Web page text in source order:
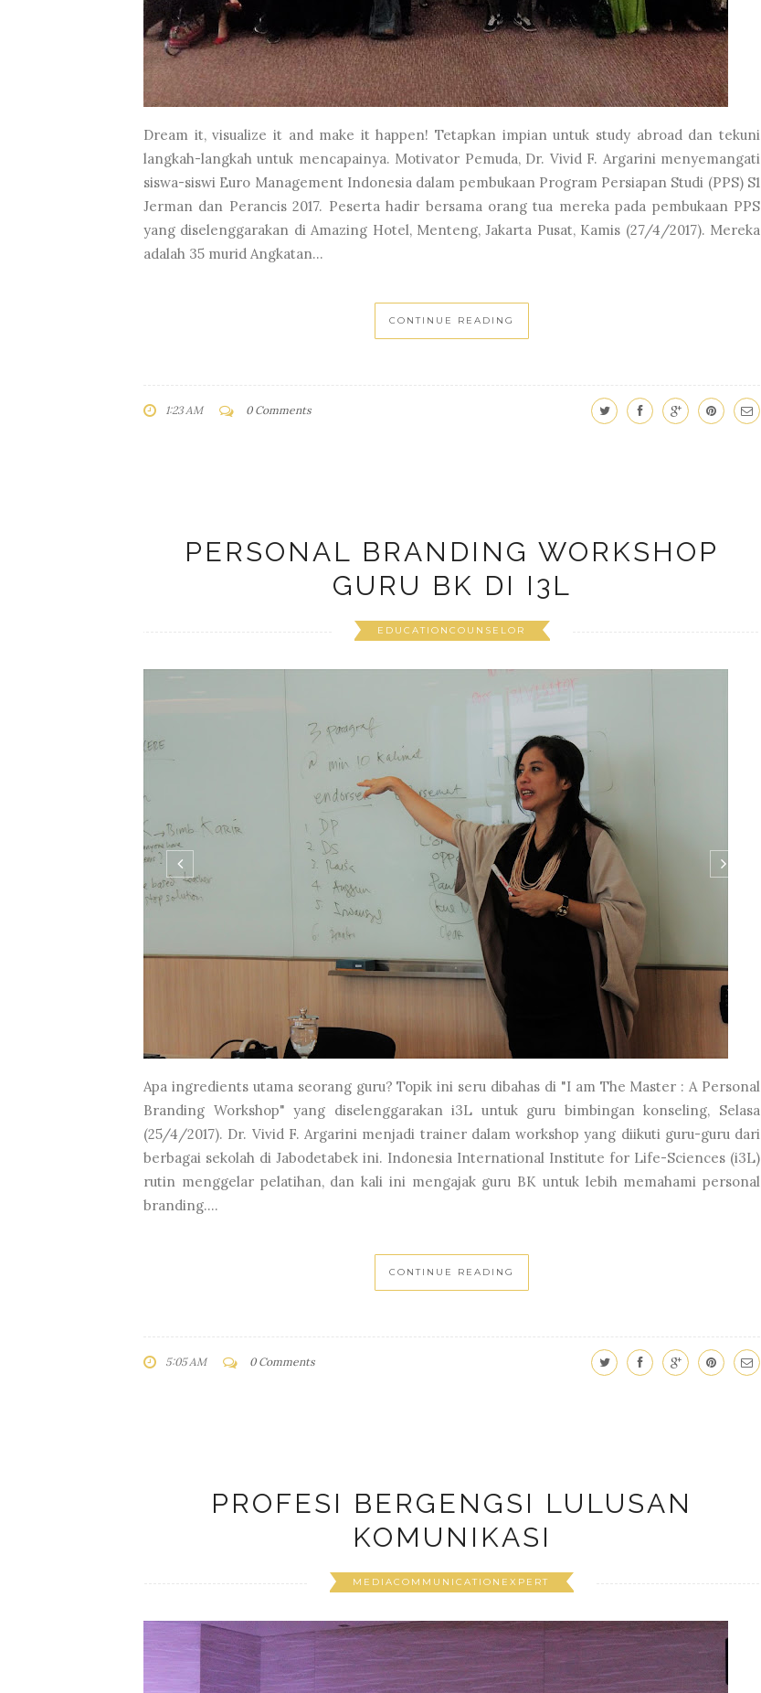
Dream it, visualize it and make it happen! Tetapkan impian untuk study abroad dan tekuni
langkah-langkah untuk mencapainya. Motivator Pemuda, Dr. Vivid F. Argarini menyemangati
siswa-siswi Euro Management Indonesia dalam pembukaan Program Persiapan Studi (PPS) S1
Jerman dan Perancis 2017. Peserta hadir bersama orang tua mereka pada pembukaan PPS
yang diselenggarakan di Amazing Hotel, Menteng, Jakarta Pusat, Kamis (27/4/2017). Mereka
adalah 35 murid Angkatan...
CONTINUE READING
1:23 AM 0 Comments
PERSONAL BRANDING WORKSHOP
GURU BK DI I3L
EDUCATIONCOUNSELOR
Apa ingredients utama seorang guru? Topik ini seru dibahas di "I am The Master : A Personal
Branding Workshop" yang diselenggarakan i3L untuk guru bimbingan konseling, Selasa
(25/4/2017). Dr. Vivid F. Argarini menjadi trainer dalam workshop yang diikuti guru-guru dari
berbagai sekolah di Jabodetabek ini. Indonesia International Institute for Life-Sciences (i3L)
rutin menggelar pelatihan, dan kali ini mengajak guru BK untuk lebih memahami personal
branding....
CONTINUE READING
5:05 AM 0 Comments
PROFESI BERGENGSI LULUSAN
KOMUNIKASI
MEDIACOMMUNICATIONEXPERT